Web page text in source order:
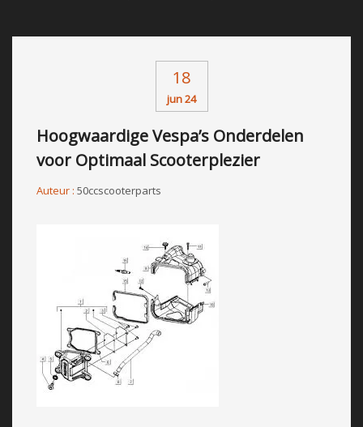
18
jun 24
Hoogwaardige Vespa’s Onderdelen
voor Optimaal Scooterplezier
Auteur : 50ccscooterparts